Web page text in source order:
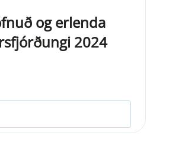
og erlenda
2024